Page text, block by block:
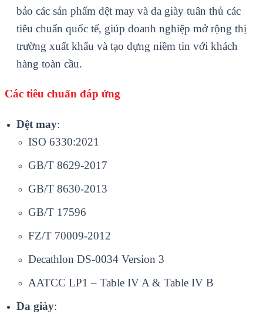
bảo các sản phẩm dệt may và da giày tuân thủ các
tiêu chuẩn quốc tế, giúp doanh nghiệp mở rộng thị
trường xuất khẩu và tạo dựng niềm tin với khách
hàng toàn cầu.
Các tiêu chuẩn đáp ứng
Dệt may:
ISO 6330:2021
GB/T 8629-2017
GB/T 8630-2013
GB/T 17596
FZ/T 70009-2012
Decathlon DS-0034 Version 3
AATCC LP1 – Table IV A & Table IV B
Da giày: